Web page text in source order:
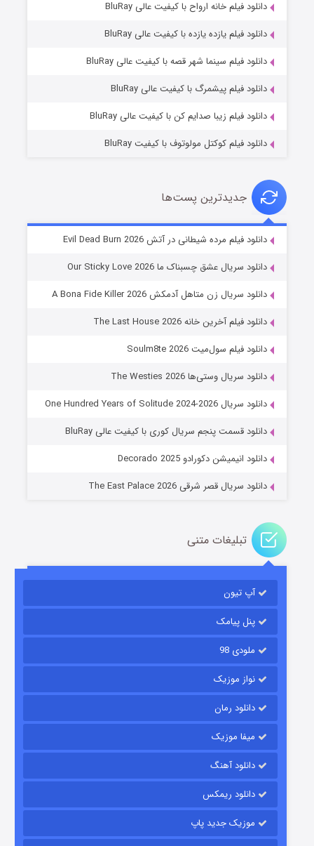
شوهر
قسمت2 (زیرنویس) منتشر شد
قسمت
دانلود فیلم خانه ارواح با کیفیت عالی BluRay
دانلود فیلم یازده یازده با کیفیت عالی BluRay
دانلود فیلم سینما شهر قصه با کیفیت عالی BluRay
دانلود فیلم پیشمرگ با کیفیت عالی BluRay
دانلود فیلم زیبا صدایم کن با کیفیت عالی BluRay
دانلود فیلم کوکتل مولوتوف با کیفیت BluRay
جدیدترین پست‌ها
دانلود فیلم مرده شیطانی در آتش Evil Dead Burn 2026
دانلود سریال عشق چسبناک ما Our Sticky Love 2026
دانلود سریال زن متاهل آدمکش A Bona Fide Killer 2026
دانلود فیلم آخرین خانه The Last House 2026
دانلود فیلم سول‌میت Soulm8te 2026
دانلود سریال وستی‌ها The Westies 2026
دانلود سریال One Hundred Years of Solitude 2024-2026
دانلود قسمت پنجم سریال کوری با کیفیت عالی BluRay
دانلود انیمیشن دکورادو Decorado 2025
دانلود سریال قصر شرقی The East Palace 2026
تبلیغات متنی
آپ تیون
پنل پیامک
ملودی 98
نواز موزیک
دانلود رمان
میفا موزیک
دانلود آهنگ
دانلود ریمکس
موزیک جدید پاپ